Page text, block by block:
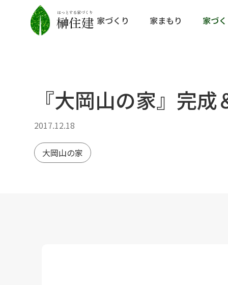
家づくり 家まもり 家づ
『大岡山の家』完
2017.12.18
大岡山の家